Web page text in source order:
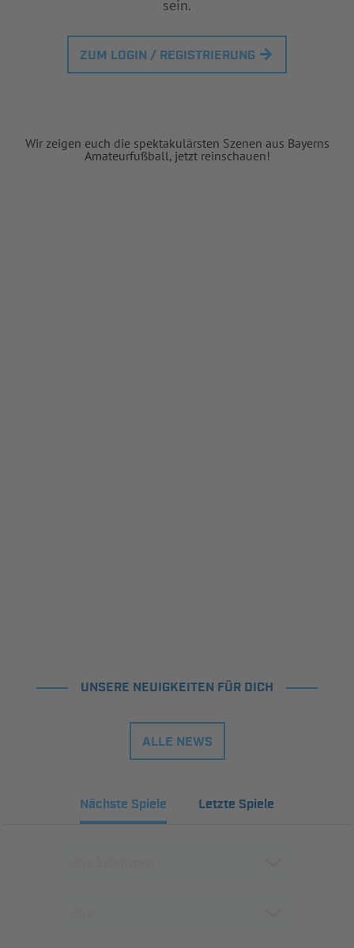
sein.
ZUM LOGIN / REGISTRIERUNG
Wir zeigen euch die spektakulärsten Szenen aus Bayerns
Amateurfußball, jetzt reinschauen!
UNSERE NEUIGKEITEN FÜR DICH
ALLE NEWS
Nächste Spiele Letzte Spiele